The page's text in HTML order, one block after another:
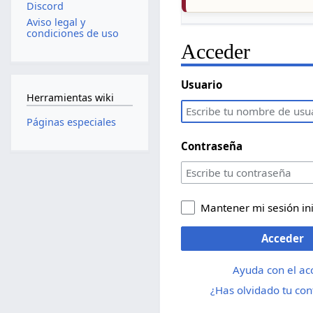
Acceder
Usuario
Contraseña
Mantener mi sesión
Acceder
Ayuda con el
¿Has olvidado tu
Discord
Aviso legal y
condiciones de uso
Herramientas wiki
Páginas especiales